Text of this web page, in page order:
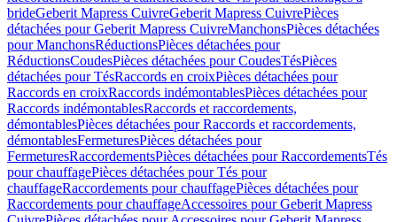
brideGeberit Mapress CuivreGeberit Mapress CuivrePièces
détachées pour Geberit Mapress CuivreManchonsPièces détachées
pour ManchonsRéductionsPièces détachées pour
RéductionsCoudesPièces détachées pour CoudesTésPièces
détachées pour TésRaccords en croixPièces détachées pour
Raccords en croixRaccords indémontablesPièces détachées pour
Raccords indémontablesRaccords et raccordements,
démontablesPièces détachées pour Raccords et raccordements,
démontablesFermeturesPièces détachées pour
FermeturesRaccordementsPièces détachées pour RaccordementsTés
pour chauffagePièces détachées pour Tés pour
chauffageRaccordements pour chauffagePièces détachées pour
Raccordements pour chauffageAccessoires pour Geberit Mapress